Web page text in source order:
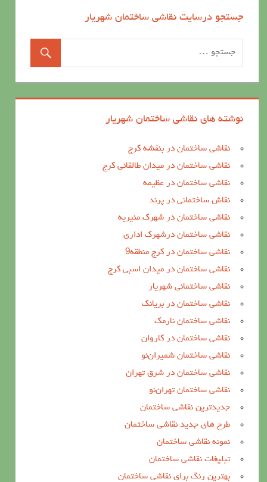
جستجو درسایت نقاشی ساختمان شهریار
نوشته های نقاشی ساختمان شهریار
نقاشی ساختمان در بنفشه کرج
نقاشی ساختمان در میدان طالقانی کرج
نقاشی ساختمان در عظیمه
نقاش ساختمانی در پرند
نقاشی ساختمان در شهرک منیریه
نقاشی ساختمان درشهرک اداری
نقاشی ساختمان در کرج منطقه9
نقاشی ساختمان در میدان اسبی کرج
نقاشی ساختمانی شهریار
نقاشی ساختمان در بریانک
نقاشی ساختمان نارمک
نقاشی ساختمان در کاروان
نقاشی ساختمان شمیران‌نو
نقاشی ساختمان در شرق تهران
نقاشی ساختمان تهران‌نو
جدیدترین نقاشی ساختمان
طرح های جدید نقاشی ساختمان
نمونه نقاشی ساختمان
تبلیغات نقاشی ساختمان
بهترین رنگ برای نقاشی ساختمان